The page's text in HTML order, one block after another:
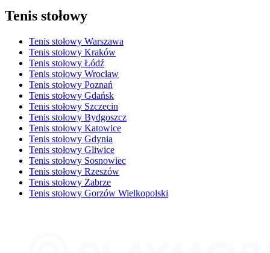
Tenis stołowy
Tenis stołowy Warszawa
Tenis stołowy Kraków
Tenis stołowy Łódź
Tenis stołowy Wrocław
Tenis stołowy Poznań
Tenis stołowy Gdańsk
Tenis stołowy Szczecin
Tenis stołowy Bydgoszcz
Tenis stołowy Katowice
Tenis stołowy Gdynia
Tenis stołowy Gliwice
Tenis stołowy Sosnowiec
Tenis stołowy Rzeszów
Tenis stołowy Zabrze
Tenis stołowy Gorzów Wielkopolski